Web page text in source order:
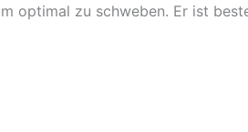
optimal zu schweben. Er ist